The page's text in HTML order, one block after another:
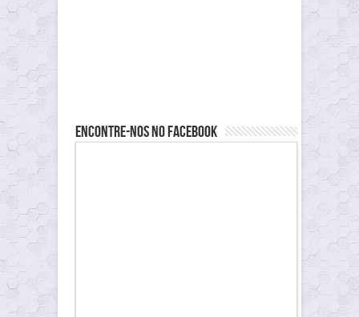
Encontre-nos no Facebook